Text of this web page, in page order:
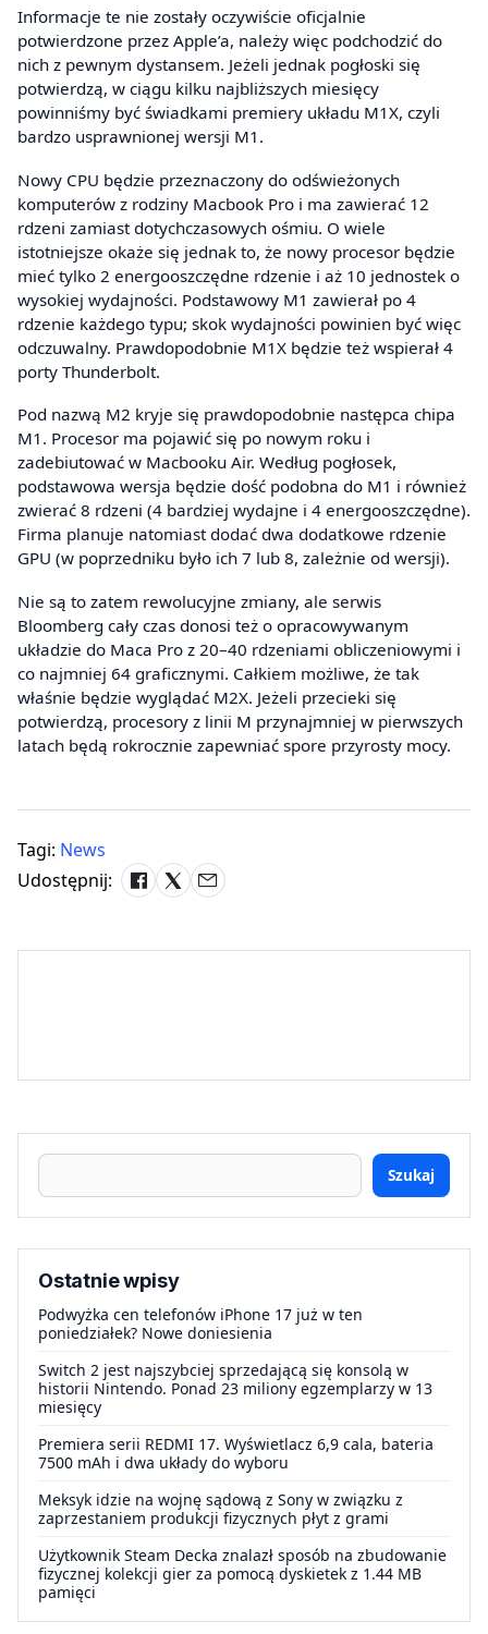
Informacje te nie zostały oczywiście oficjalnie
potwierdzone przez Apple’a, należy więc podchodzić do
nich z pewnym dystansem. Jeżeli jednak pogłoski się
potwierdzą, w ciągu kilku najbliższych miesięcy
powinniśmy być świadkami premiery układu M1X, czyli
bardzo usprawnionej wersji M1.
Nowy CPU będzie przeznaczony do odświeżonych
komputerów z rodziny Macbook Pro i ma zawierać 12
rdzeni zamiast dotychczasowych ośmiu. O wiele
istotniejsze okaże się jednak to, że nowy procesor będzie
mieć tylko 2 energooszczędne rdzenie i aż 10 jednostek o
wysokiej wydajności. Podstawowy M1 zawierał po 4
rdzenie każdego typu; skok wydajności powinien być więc
odczuwalny. Prawdopodobnie M1X będzie też wspierał 4
porty Thunderbolt.
Pod nazwą M2 kryje się prawdopodobnie następca chipa
M1. Procesor ma pojawić się po nowym roku i
zadebiutować w Macbooku Air. Według pogłosek,
podstawowa wersja będzie dość podobna do M1 i również
zwierać 8 rdzeni (4 bardziej wydajne i 4 energooszczędne).
Firma planuje natomiast dodać dwa dodatkowe rdzenie
GPU (w poprzedniku było ich 7 lub 8, zależnie od wersji).
Nie są to zatem rewolucyjne zmiany, ale serwis
Bloomberg cały czas donosi też o opracowywanym
układzie do Maca Pro z 20–40 rdzeniami obliczeniowymi i
co najmniej 64 graficznymi. Całkiem możliwe, że tak
właśnie będzie wyglądać M2X. Jeżeli przecieki się
potwierdzą, procesory z linii M przynajmniej w pierwszych
latach będą rokrocznie zapewniać spore przyrosty mocy.
Tagi: News
Udostępnij:
Szukaj
Ostatnie wpisy
Podwyżka cen telefonów iPhone 17 już w ten
poniedziałek? Nowe doniesienia
Switch 2 jest najszybciej sprzedającą się konsolą w
historii Nintendo. Ponad 23 miliony egzemplarzy w 13
miesięcy
Premiera serii REDMI 17. Wyświetlacz 6,9 cala, bateria
7500 mAh i dwa układy do wyboru
Meksyk idzie na wojnę sądową z Sony w związku z
zaprzestaniem produkcji fizycznych płyt z grami
Użytkownik Steam Decka znalazł sposób na zbudowanie
fizycznej kolekcji gier za pomocą dyskietek z 1.44 MB
pamięci